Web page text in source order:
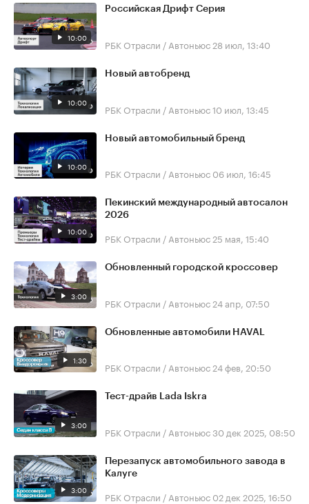
10:00
Российская Дрифт Серия
РБК Отрасли / Автоньюс 28 июл, 13:40
10:00
Новый автобренд
РБК Отрасли / Автоньюс10 июл, 13:45
10:00
Новый автомобильный бренд
РБК Отрасли / Автоньюс 06 июл, 16:45
10:00
Пекинский международный автосалон
2026
РБК Отрасли / Автоньюс 25 мая, 15:40
3:00
Обновленный городской кроссовер
РБК Отрасли / Автоньюс 24 апр, 07:50
1:30
Обновленные автомобили HAVAL
РБК Отрасли / Автоньюс 24 фев, 20:50
3:00
Тест-драйв Lada Iskra
РБК Отрасли / Автоньюс30 дек 2025, 08:50
3:00
Перезапуск автомобильного завода в
Калуге
РБК Отрасли / Автоньюс 02 дек 2025, 16:50